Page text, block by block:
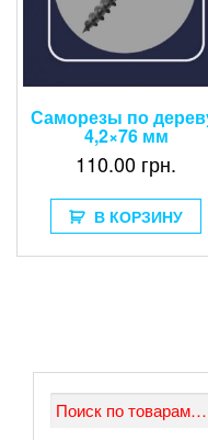
Саморезы по
4,2×76 мм
110.00 грн.
В КОРЗИНУ
Искать: